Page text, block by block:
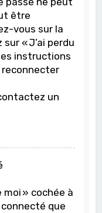
être
vous sur la
« J’ai perdu
instructions
reconnecter
un
moi » cochée à
que